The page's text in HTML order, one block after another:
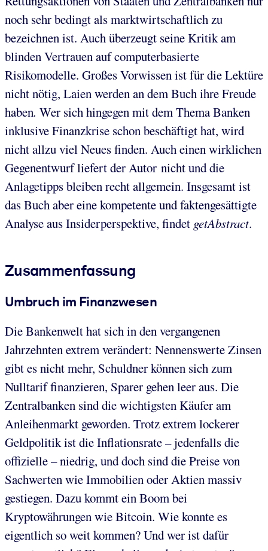
noch sehr bedingt als marktwirtschaftlich zu
bezeichnen ist. Auch überzeugt seine Kritik am
blinden Vertrauen auf computerbasierte
Risikomodelle. Großes Vorwissen ist für die Lektüre
nicht nötig, Laien werden an dem Buch ihre Freude
haben. Wer sich hingegen mit dem Thema Banken
inklusive Finanzkrise schon beschäftigt hat, wird
nicht allzu viel Neues finden. Auch einen wirklichen
Gegenentwurf liefert der Autor nicht und die
Anlagetipps bleiben recht allgemein. Insgesamt ist
das Buch aber eine kompetente und faktengesättigte
Analyse aus Insiderperspektive, findet getAbstract.
Zusammenfassung
Umbruch im Finanzwesen
Die Bankenwelt hat sich in den vergangenen
Jahrzehnten extrem verändert: Nennenswerte Zinsen
gibt es nicht mehr, Schuldner können sich zum
Nulltarif finanzieren, Sparer gehen leer aus. Die
Zentralbanken sind die wichtigsten Käufer am
Anleihenmarkt geworden. Trotz extrem lockerer
Geldpolitik ist die Inflationsrate – jedenfalls die
offizielle – niedrig, und doch sind die Preise von
Sachwerten wie Immobilien oder Aktien massiv
gestiegen. Dazu kommt ein Boom bei
Kryptowährungen wie Bitcoin. Wie konnte es
eigentlich so weit kommen? Und wer ist dafür